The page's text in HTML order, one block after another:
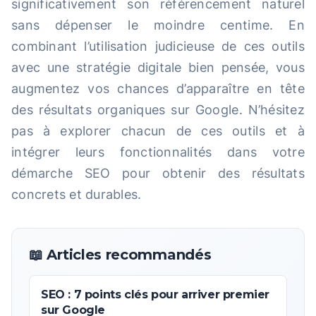
significativement son référencement naturel
sans dépenser le moindre centime. En
combinant l’utilisation judicieuse de ces outils
avec une stratégie digitale bien pensée, vous
augmentez vos chances d’apparaître en tête
des résultats organiques sur Google. N’hésitez
pas à explorer chacun de ces outils et à
intégrer leurs fonctionnalités dans votre
démarche SEO pour obtenir des résultats
concrets et durables.
📖 Articles recommandés
SEO : 7 points clés pour arriver premier
sur Google